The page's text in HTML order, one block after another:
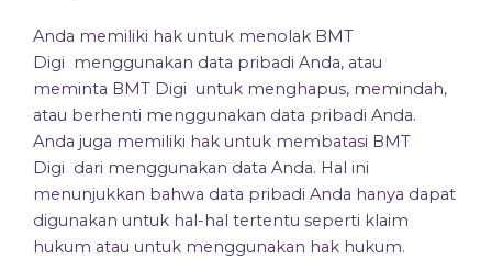
Anda memiliki hak untuk menolak BMT
Digi menggunakan data pribadi Anda, atau
meminta BMT Digi untuk menghapus, memindah,
atau berhenti menggunakan data pribadi Anda.
Anda juga memiliki hak untuk membatasi BMT
Digi dari menggunakan data Anda. Hal ini
menunjukkan bahwa data pribadi Anda hanya dapat
digunakan untuk hal-hal tertentu seperti klaim
hukum atau untuk menggunakan hak hukum.